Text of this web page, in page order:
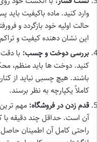
وارد کنید. ماده باکیفیت
حالت اولیه خود بازگردد و
این نشان دهنده کیفیت و
بررسی دوخت و چسب: با
کنید. دوخت ها باید منظم،
باشند. هیچ چسبی نباید از
کاملاً یکپارچه به نظر برسند.
قدم زدن در فروشگاه: مهم
آن است. حداقل چند دقیقه با
راحتی کامل آن اطمینان حاصل